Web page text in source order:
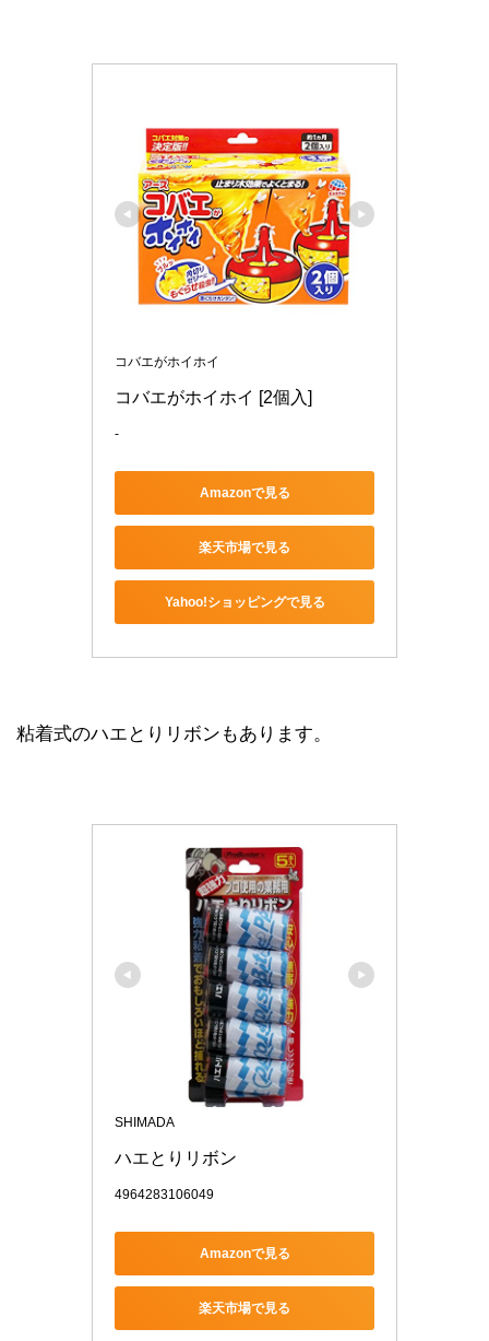
コバエがホイホイ
コバエがホイホイ [2個入]
-
Amazonで見る
楽天市場で見る
Yahoo!ショッピングで見る
粘着式のハエとりリボンもあります。
SHIMADA
ハエとりリボン
4964283106049
Amazonで見る
楽天市場で見る